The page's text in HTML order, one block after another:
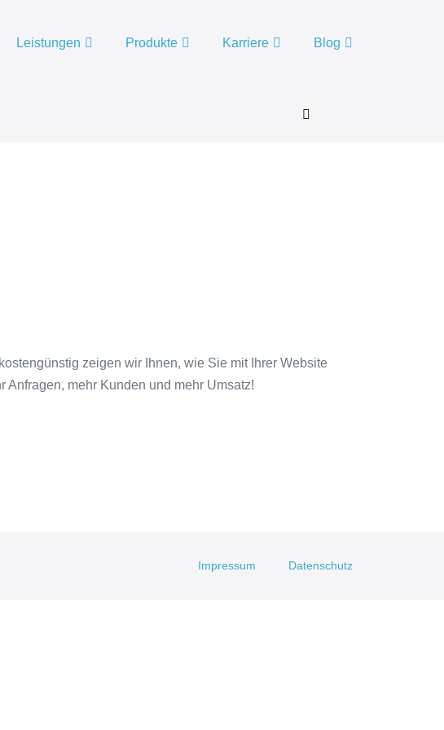
Leistungen Produkte Karriere Blog
zeigen wir Ihnen, wie Sie mit Ihrer Website
mehr Kunden und mehr Umsatz!
Impressum Datenschutz